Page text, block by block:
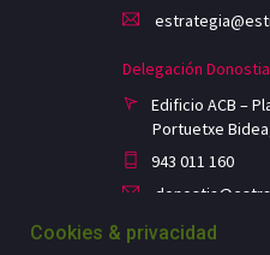
Delegación
Edificio ACB –
Portuetxe
943 011 160
Cookies & privacidad